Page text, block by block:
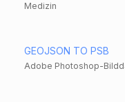
Medizin
GEOJSON TO PSB
Adobe Photoshop-